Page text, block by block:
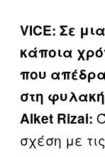
VICE: Σε
κάποια
που
στη
Alket Rizai:
σχέση με